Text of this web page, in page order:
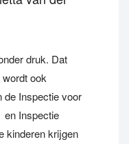
druk. Dat
ook
de Inspectie voor
en Inspectie
kinderen krijgen